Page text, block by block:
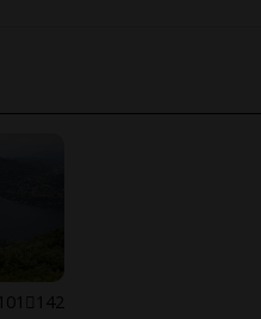
101 142